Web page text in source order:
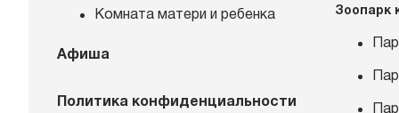
Комната матери и ребенка
Афиша
Политика конфиденциальности
Зоопарк